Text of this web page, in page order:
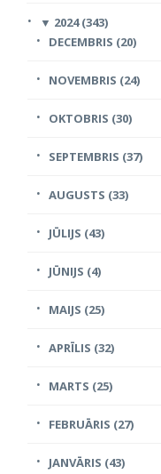
▼ 2024 (343)
DECEMBRIS (20)
NOVEMBRIS (24)
OKTOBRIS (30)
SEPTEMBRIS (37)
AUGUSTS (33)
JŪLIJS (43)
JŪNIJS (4)
MAIJS (25)
APRĪLIS (32)
MARTS (25)
FEBRUĀRIS (27)
JANVĀRIS (43)